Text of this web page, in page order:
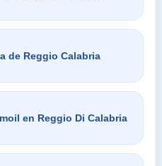
de Reggio Calabria
en Reggio Di Calabria